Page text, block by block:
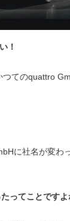
！
てのquattro
に社名が変わ
ってことですよ